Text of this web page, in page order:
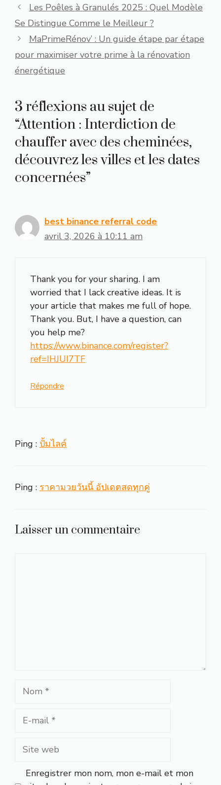
Les Poêles à Granulés 2025 : Quel Modèle
Se Distingue Comme le Meilleur ?
MaPrimeRénov’ : Un guide étape par étape
pour maximiser votre prime à la rénovation
énergétique
3 réflexions au sujet de
“Attention : Interdiction de
chauffer avec des cheminées,
découvrez les villes et les dates
concernées”
best binance referral code
avril 3, 2026 à 10:11 am
Thank you for your sharing. I am
worried that I lack creative ideas. It is
your article that makes me full of hope.
Thank you. But, I have a question, can
you help me?
https://www.binance.com/register?
ref=IHJUI7TF
Répondre
Ping : ปั้มไลค์
Ping : ราคามวยวันนี้ อัปเดตสดทุกคู่
Laisser un commentaire
Nom
Site
Enregistrer mon nom, mon e-mail et mon